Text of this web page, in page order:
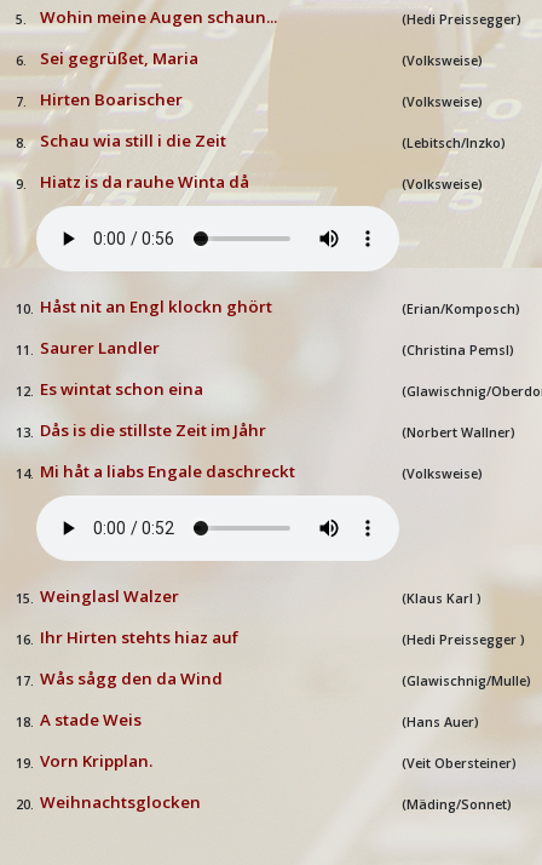
5. Wohin meine Augen schaun... (Hedi Preissegger)
6. Sei gegrüßet, Maria (Volksweise)
7. Hirten Boarischer (Volksweise)
8. Schau wia still i die Zeit (Lebitsch/Inzko)
9. Hiatz is da rauhe Winta då (Volksweise)
10. Håst nit an Engl klockn ghört (Erian/Komposch)
11. Saurer Landler (Christina Pemsl)
12. Es wintat schon eina (Glawischnig/
13. Dås is die stillste Zeit im Jåhr (Norbert Wallner)
14. Mi håt a liabs Engale daschreckt (Volksweise)
15. Weinglasl Walzer (Klaus Karl )
16. Ihr Hirten stehts hiaz auf (Hedi Preissegger )
17. Wås sågg den da Wind (Glawischnig/Mulle)
18. A stade Weis (Hans Auer)
19. Vorn Kripplan. (Veit Obersteiner)
20. Weihnachtsglocken (Mäding/Sonnet)